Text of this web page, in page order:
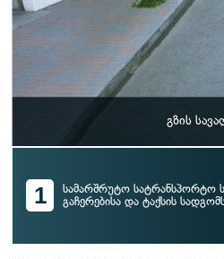
გზის
1
სამარშრუტო სატრანსპორტო
გაჩერებისა და ტაქსის